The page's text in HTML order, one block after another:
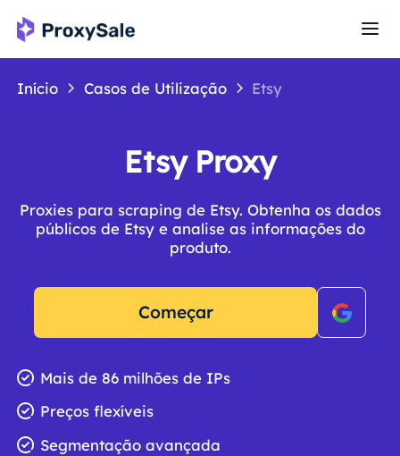
Início Casos de Utilização Etsy
Etsy Proxy
Proxies para scraping de Etsy. Obtenha os dados
públicos de Etsy e analise as informações do
produto.
Começar
Mais de 86 milhões de IPs
Preços flexíveis
Segmentação avançada